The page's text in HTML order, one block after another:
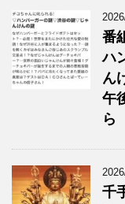
番
ハ
ん
午
ら
千